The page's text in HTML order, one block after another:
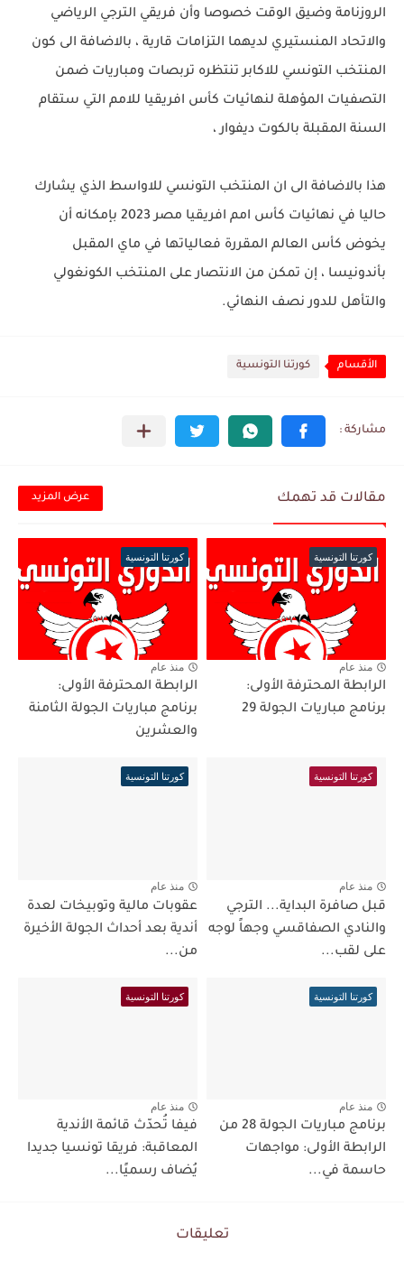
الروزنامة وضيق الوقت خصوصا وأن فريقي الترجي الرياضي
والاتحاد المنستيري لديهما التزامات قارية ، بالاضافة الى كون
المنتخب التونسي للاكابر تنتظره تربصات ومباريات ضمن
التصفيات المؤهلة لنهائيات كأس افريقيا للامم التي ستقام
السنة المقبلة بالكوت ديفوار ،
هذا بالاضافة الى ان المنتخب التونسي للاواسط الذي يشارك
حاليا في نهائيات كأس امم افريقيا مصر 2023 بإمكانه أن
يخوض كأس العالم المقررة فعالياتها في ماي المقبل
بأندونيسا ، إن تمكن من الانتصار على المنتخب الكونغولي
والتأهل للدور نصف النهائي.
الأقسام كورتنا التونسية
مقالات قد تهمك عرض المزيد
كورتنا التونسية
منذ عام
الرابطة المحترفة الأولى:
برنامج مباريات الجولة 29
كورتنا التونسية
منذ عام
الرابطة المحترفة الأولى:
برنامج مباريات الجولة الثامنة
والعشرين
كورتنا التونسية
منذ عام
قبل صافرة البداية... الترجي
والنادي الصفاقسي وجهاً لوجه
على لقب...
كورتنا التونسية
منذ عام
عقوبات مالية وتوبيخات لعدة
أندية بعد أحداث الجولة الأخيرة
من...
كورتنا التونسية
منذ عام
برنامج مباريات الجولة 28 من
الرابطة الأولى: مواجهات
حاسمة في...
كورتنا التونسية
منذ عام
فيفا تُحدّث قائمة الأندية
المعاقبة: فريقا تونسيا جديدا
يُضاف رسميًا...
تعليقات